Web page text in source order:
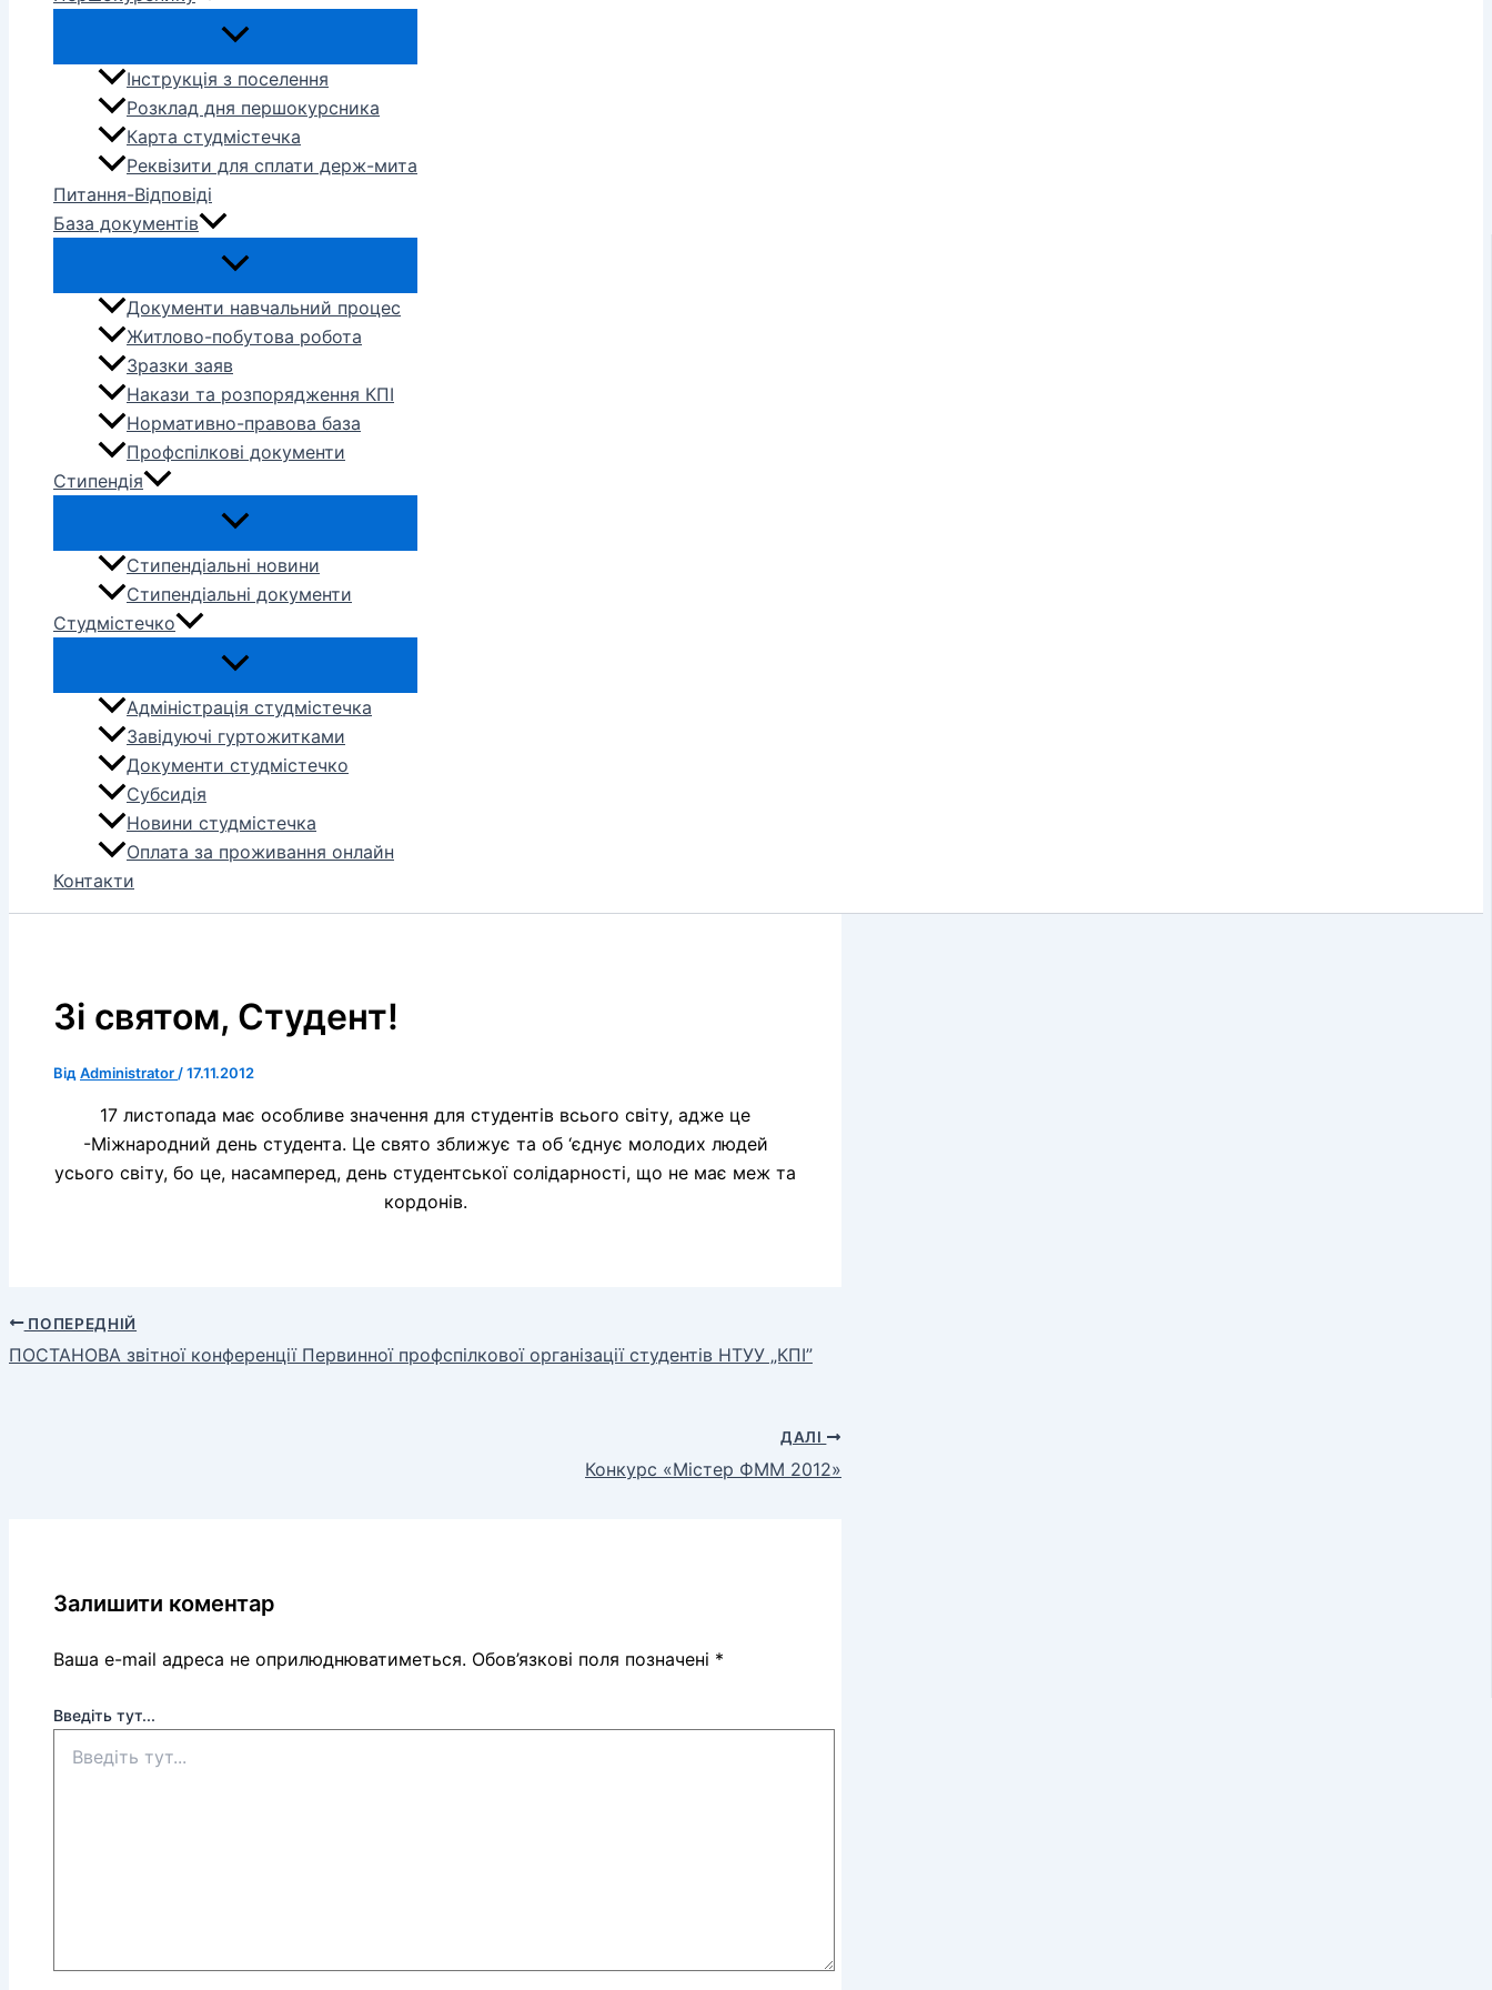
Інструкція з поселення
Розклад дня першокурсника
Карта студмістечка
Реквізити для сплати держ-мита
Питання-Відповіді
База документів
Документи навчальний процес
Житлово-побутова робота
Зразки заяв
Накази та розпорядження КПІ
Нормативно-правова база
Профспілкові документи
Стипендія
Стипендіальні новини
Стипендіальні документи
Студмістечко
Адміністрація студмістечка
Завідуючі гуртожитками
Документи студмістечко
Субсидія
Новини студмістечка
Оплата за проживання онлайн
Контакти
Зі святом, Студент!
Від Administrator /17.11.2012
17 листопада має особливе значення для студентів всього світу, адже це
-Міжнародний день студента. Це свято зближує та об ‘єднує молодих людей
усього світу, бо це, насамперед, день студентської солідарності, що не має меж та
кордонів.
ПОПЕРЕДНІЙ
ПОСТАНОВА звітної конференції Первинної профспілкової організації студентів НТУУ „КПІ”
ДАЛІ
Конкурс «Містер ФММ 2012»
Залишити коментар
Ваша e-mail адреса не оприлюднюватиметься. Обов’язкові поля позначені *
Введіть тут...